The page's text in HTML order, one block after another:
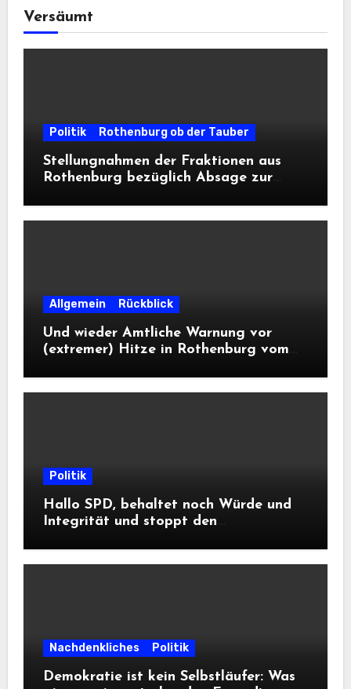
Versäumt
Politik Rothenburg ob der Tauber
Stellungnahmen der Fraktionen aus
Rothenburg bezüglich Absage zur
Allgemein Rückblick
Und wieder Amtliche Warnung vor
(extremer) Hitze in Rothenburg vom
Politik
Hallo SPD, behaltet noch Würde und
Integrität und stoppt den
Informationsfreiheit!
Nachdenkliches Politik
Demokratie ist kein Selbstläufer: Was